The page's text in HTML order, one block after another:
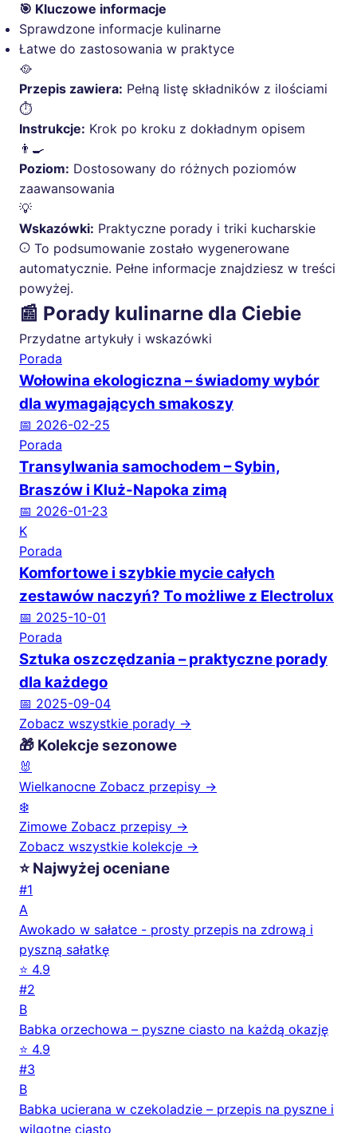
🎯 Kluczowe informacje
Sprawdzone informacje kulinarne
Łatwe do zastosowania w praktyce
🥘
Przepis zawiera: Pełną listę składników z ilościami
⏱️
Instrukcje: Krok po kroku z dokładnym opisem
👨‍🍳
Poziom: Dostosowany do różnych poziomów
zaawansowania
💡
Wskazówki: Praktyczne porady i triki kucharskie
To podsumowanie zostało wygenerowane
automatycznie. Pełne informacje znajdziesz w treści
powyżej.
📰 Porady kulinarne dla Ciebie
Przydatne artykuły i wskazówki
Porada
Wołowina ekologiczna – świadomy wybór
dla wymagających smakoszy
📅 2026-02-25
Porada
Transylwania samochodem – Sybin,
Braszów i Kluż-Napoka zimą
📅 2026-01-23
K
Porada
Komfortowe i szybkie mycie całych
zestawów naczyń? To możliwe z Electrolux
📅 2025-10-01
Porada
Sztuka oszczędzania – praktyczne porady
dla każdego
📅 2025-09-04
Zobacz wszystkie porady →
🎁 Kolekcje sezonowe
🐰
Wielkanocne Zobacz przepisy →
❄️
Zimowe Zobacz przepisy →
Zobacz wszystkie kolekcje →
⭐ Najwyżej oceniane
#1
A
Awokado w sałatce - prosty przepis na zdrową i
pyszną sałatkę
⭐ 4.9
#2
B
Babka orzechowa – pyszne ciasto na każdą okazję
⭐ 4.9
#3
B
Babka ucierana w czekoladzie – przepis na pyszne i
wilgotne ciasto